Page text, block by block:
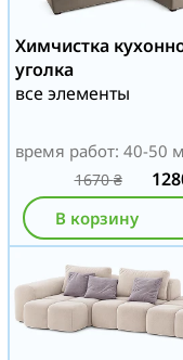
Химчистка
уголка
все элементы
время работ: 40-50
1670₴
В корзину